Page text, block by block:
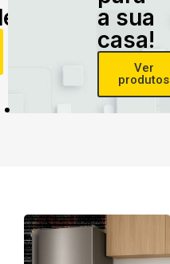
a sua
casa!
Ver
produtos